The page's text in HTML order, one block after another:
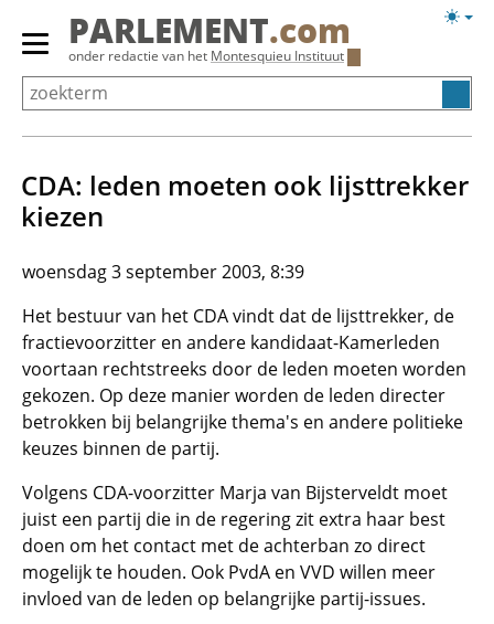
Overslaan
Primair
menu
tonen/verbergen
PARLEMENT.com
onder redactie van het Montesquieu Instituut
CDA: leden moeten ook lijsttrekker
kiezen
woensdag 3 september 2003, 8:39
Het bestuur van het CDA vindt dat de lijsttrekker, de
fractievoorzitter en andere kandidaat-Kamerleden
voortaan rechtstreeks door de leden moeten worden
gekozen. Op deze manier worden de leden directer
betrokken bij belangrijke thema's en andere politieke
keuzes binnen de partij.
Volgens CDA-voorzitter Marja van Bijsterveldt moet
juist een partij die in de regering zit extra haar best
doen om het contact met de achterban zo direct
mogelijk te houden. Ook PvdA en VVD willen meer
invloed van de leden op belangrijke partij-issues.